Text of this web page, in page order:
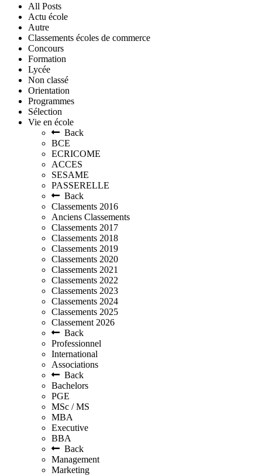
All Posts
Actu école
Autre
Classements écoles de commerce
Concours
Formation
Lycée
Non classé
Orientation
Programmes
Sélection
Vie en école
Back
BCE
ECRICOME
ACCES
SESAME
PASSERELLE
Back
Classements 2016
Anciens Classements
Classements 2017
Classements 2018
Classements 2019
Classements 2020
Classements 2021
Classements 2022
Classements 2023
Classements 2024
Classements 2025
Classement 2026
Back
Professionnel
International
Associations
Back
Bachelors
PGE
MSc / MS
MBA
Executive
BBA
Back
Management
Marketing